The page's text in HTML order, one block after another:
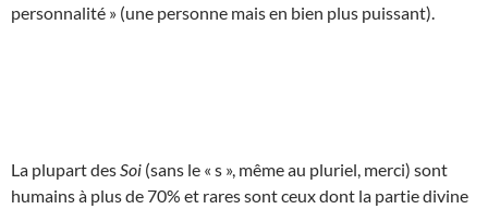
personnalité » (une personne mais en bien plus puissant).
La plupart des Soi (sans le « s », même au pluriel, merci) sont
humains à plus de 70% et rares sont ceux dont la partie divine